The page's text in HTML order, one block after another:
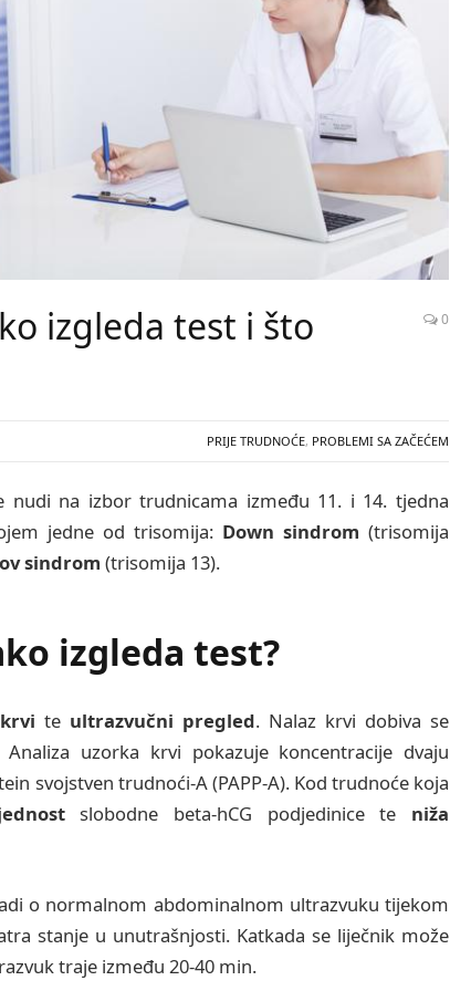
izgleda test i što 0
PRIJE TRUDNOĆE, PROBLEMI SA ZAČEĆEM
na izbor trudnicama između 11. i 14. tjedna
jedne od trisomija: Down sindrom (trisomija
sindrom (trisomija 13).
izgleda test?
te ultrazvučni pregled. Nalaz krvi dobiva se
uzorka krvi pokazuje koncentracije dvaju
svojstven trudnoći-A (PAPP-A). Kod trudnoće koja
slobodne beta-hCG podjedinice te niža
o normalnom abdominalnom ultrazvuku tijekom
stanje u unutrašnjosti. Katkada se liječnik može
traje između 20-40 min.